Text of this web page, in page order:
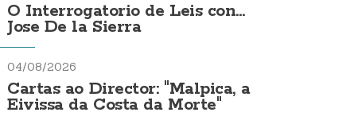
O Interrogatorio de Leis con...
Jose De la Sierra
04/08/2026
Cartas ao Director: "Malpica, a
Eivissa da Costa da Morte"